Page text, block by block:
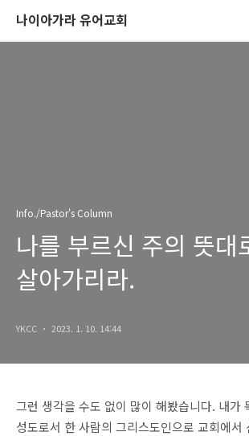
나이아가라 유어교회
Info./Pastor's Column
나를 부르신 주의 뜻대
살아가리라.
YKCC 2023. 1. 10. 14:44
그런 생각을 수도 없이 많이 해봤습니다. 내가
성도로서 한 사람의 그리스도인으로 교회에서